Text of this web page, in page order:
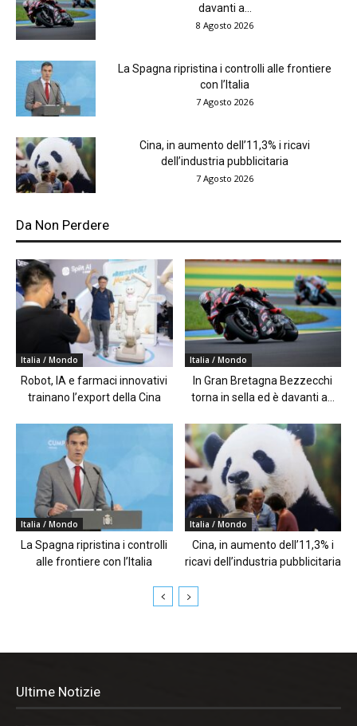
davanti a...
8 Agosto 2026
La Spagna ripristina i controlli alle frontiere
con l’Italia
7 Agosto 2026
Cina, in aumento dell’11,3% i ricavi
dell’industria pubblicitaria
7 Agosto 2026
Da Non Perdere
Italia / Mondo
Robot, IA e farmaci innovativi
trainano l’export della Cina
Italia / Mondo
In Gran Bretagna Bezzecchi
torna in sella ed è davanti a...
Italia / Mondo
La Spagna ripristina i controlli
alle frontiere con l’Italia
Italia / Mondo
Cina, in aumento dell’11,3% i
ricavi dell’industria pubblicitaria
Ultime Notizie